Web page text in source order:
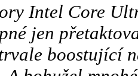
Intel Core
jen
boostující